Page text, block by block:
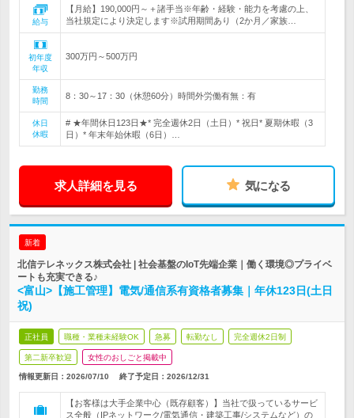
給与
【月給】190,000円～＋諸手当※年齢・経験・能力を考慮の上、
当社規定により決定します※試用期間あり（2か月／家族…
初年度
年収
300万円～500万円
勤務
時間
8：30～17：30（休憩60分）時間外労働有無：有
休日
休暇
# ★年間休日123日★* 完全週休2日（土日）* 祝日* 夏期休暇（3
日）* 年末年始休暇（6日）…
求人詳細を見る 気になる
新着
北信テレネックス株式会社 | 社会基盤のIoT先端企業｜働く環境◎プライベ
ートも充実できる♪
<富山>【施工管理】電気/通信系有資格者募集｜年休123日(土日
祝)
正社員 職種・業種未経験OK 急募 転勤なし 完全週休2日制
第二新卒歓迎 女性のおしごと掲載中
情報更新日：2026/07/10 終了予定日： 2026/12/31
【お客様は大手企業中心（既存顧客）】当社で扱っているサービ
ス全般（IPネットワーク/電気通信・建築工事/システムなど）の